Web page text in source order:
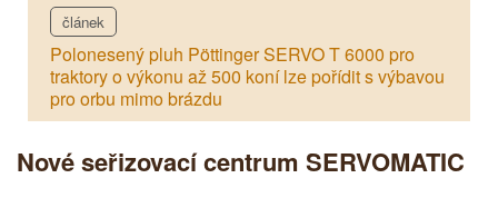
článek
Polonesený pluh Pöttinger SERVO T 6000 pro
traktory o výkonu až 500 koní lze pořídit s výbavou
pro orbu mimo brázdu
Nové seřizovací centrum SERVOMATIC